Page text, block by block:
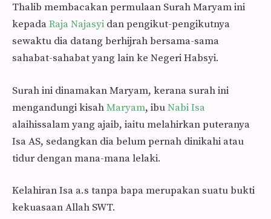
Thalib membacakan permulaan Surah Maryam ini
kepadaRaja Najasyi dan pengikut-pengikut­nya
sewaktu dia datang berhijrah bersama-sama
sahabat-sahabat yang lain ke Negeri Habsyi.
Surah ini dinamakan Maryam, kerana surah ini
mengandungi kisahMaryam, ibuNabi Isa
alaihissalam yang ajaib, iaitu melahirkan puteranya
Isa AS, sedangkan dia belum pernah dinikahi atau
tidur dengan mana-mana lelaki.
Kelahiran Isa a.s tanpa bapa merupakan suatu bukti
kekuasaan Allah SWT.